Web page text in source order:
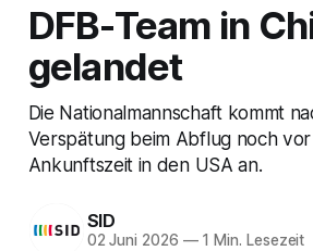
DFB-Team in
gelandet
Die Nationalmannschaft kommt
Verspätung beim Abflug noch
Ankunftszeit in den USA an.
SID
02 Juni 2026 —1 Min. Lesezeit